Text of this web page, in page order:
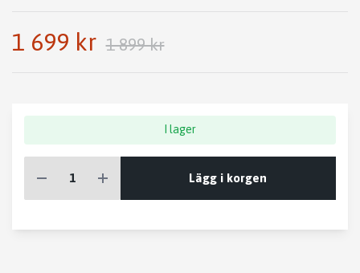
1 699 kr 1 899 kr
I lager
Lägg i korgen